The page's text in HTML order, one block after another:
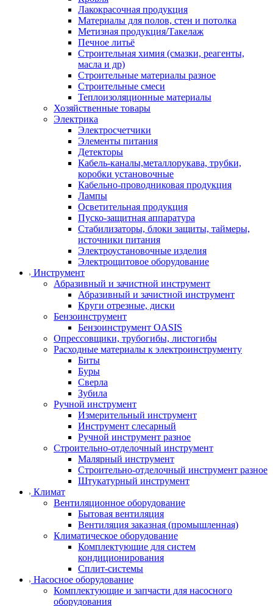
Лакокрасочная продукция
Материалы для полов, стен и потолка
Метизная продукция/Такелаж
Печное литьё
Строительная химия (смазки, реагенты,
масла и др)
Строительные материалы разное
Строительные смеси
Теплоизоляционные материалы
Хозяйственные товары
Электрика
Электросчетчики
Элементы питания
Детекторы
Кабель-каналы,металлорукава, трубки,
коробки установочные
Кабельно-проводниковая продукция
Лампы
Осветительная продукция
Пуско-защитная аппаратура
Стабилизаторы, блоки защиты, таймеры,
источники питания
Электроустановочные изделия
Электрощитовое оборудование
Инструмент
Абразивный и зачистной инструмент
Абразивный и зачистной инструмент
Круги отрезные, диски
Бензоинструмент
Бензоинструмент OASIS
Опрессовщики, трубогибы, листогибы
Расходные материалы к электроинструменту
Биты
Буры
Сверла
Зубила
Ручной инструмент
Измерительный инструмент
Инструмент слесарный
Ручной инструмент разное
Строительно-отделочный инструмент
Малярный инструмент
Строительно-отделочный инструмент разное
Штукатурный инструмент
Климат
Вентиляционное оборудование
Бытовая вентиляция
Вентиляция заказная (промышленная)
Климатическое оборудование
Комплектующие для систем
кондиционирования
Сплит-системы
Насосное оборудование
Комплектующие и запчасти для насосного
оборудования